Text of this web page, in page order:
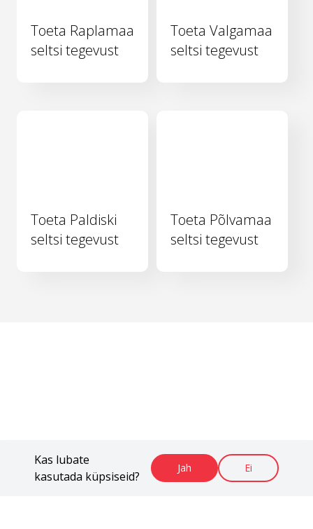
Kas lubate
kasutada küpsiseid?
Jah Ei
Toeta Raplamaa
seltsi tegevust
Toeta Valgamaa
seltsi tegevust
Toeta Paldiski
seltsi tegevust
Toeta Põlvamaa
seltsi tegevust